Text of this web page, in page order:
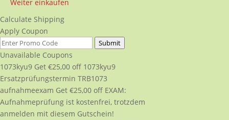
Weiter einkaufen
Calculate Shipping
Apply Coupon
Submit
Unavailable Coupons
1073kyu9 Get €25,00 off 1073kyu9
Ersatzprüfungstermin TRB1073
aufnahmeexam Get €25,00 off EXAM:
Aufnahmeprüfung ist kostenfrei, trotzdem
anmelden mit diesem Gutschein!